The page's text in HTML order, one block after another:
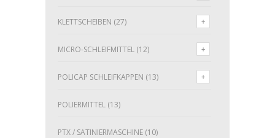
KLETTSCHEIBEN (27)
MICRO-SCHLEIFMITTEL (12)
POLICAP SCHLEIFKAPPEN (13)
POLIERMITTEL (13)
PTX / SATINIERMASCHINE (10)